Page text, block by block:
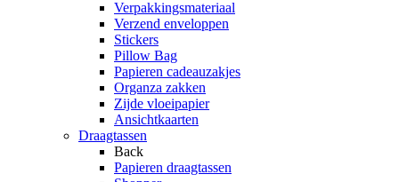
Verpakkingsmateriaal
Verzend enveloppen
Stickers
Pillow Bag
Papieren cadeauzakjes
Organza zakken
Zijde vloeipapier
Ansichtkaarten
Draagtassen
Back
Papieren draagtassen